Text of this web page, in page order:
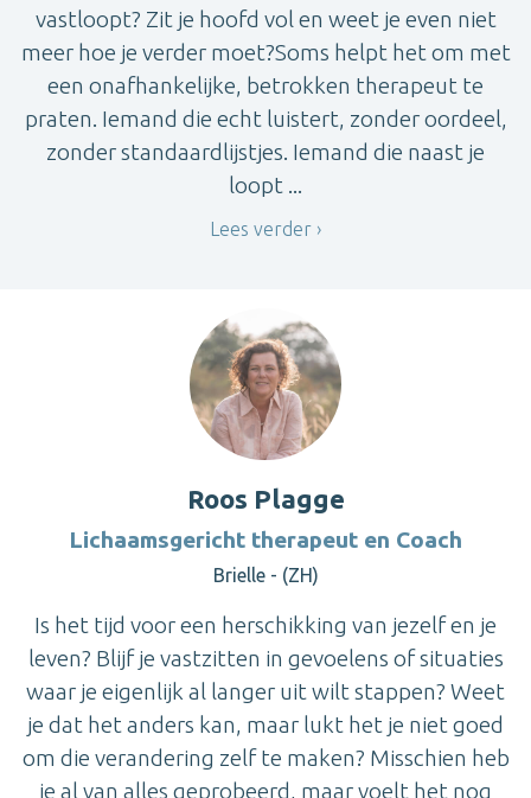
vastloopt? Zit je hoofd vol en weet je even niet
meer hoe je verder moet?Soms helpt het om met
een onafhankelijke, betrokken therapeut te
praten. Iemand die echt luistert, zonder oordeel,
zonder standaardlijstjes. Iemand die naast je
loopt ...
Lees verder
Roos Plagge
Lichaamsgericht therapeut en Coach
Brielle - (ZH)
Is het tijd voor een herschikking van jezelf en je
leven? Blijf je vastzitten in gevoelens of situaties
waar je eigenlijk al langer uit wilt stappen? Weet
je dat het anders kan, maar lukt het je niet goed
om die verandering zelf te maken? Misschien heb
je al van alles geprobeerd, maar voelt het nog